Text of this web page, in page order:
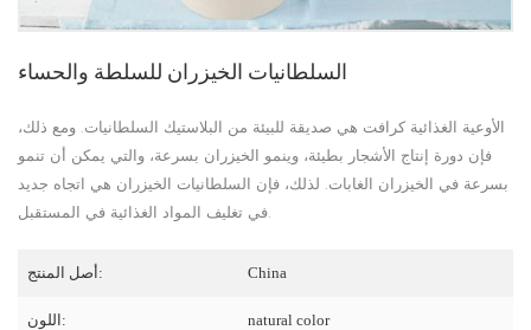
السلطانيات الخيزران للسلطة والحساء
الأوعية الغذائية كرافت هي صديقة للبيئة من البلاستيك السلطانيات. ومع ذلك،
فإن دورة إنتاج الأشجار بطيئة، وينمو الخيزران بسرعة، والتي يمكن أن تنمو
بسرعة في الخيزران الغابات. لذلك، فإن السلطانيات الخيزران هي اتجاه جديد
أصل المنتج: China
اللون: natural color